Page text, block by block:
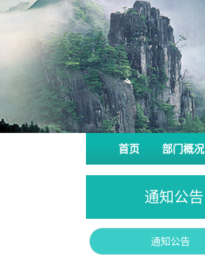
首页 部门概况
通知公告
通知公告